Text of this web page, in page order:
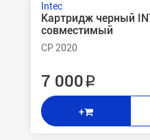
Intec
Картридж черный
совместимый
CP 2020
7 000 ₽
+